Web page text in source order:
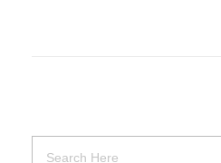
WERBUNG VON FIRMEN